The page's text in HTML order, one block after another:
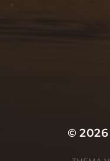
© 2026